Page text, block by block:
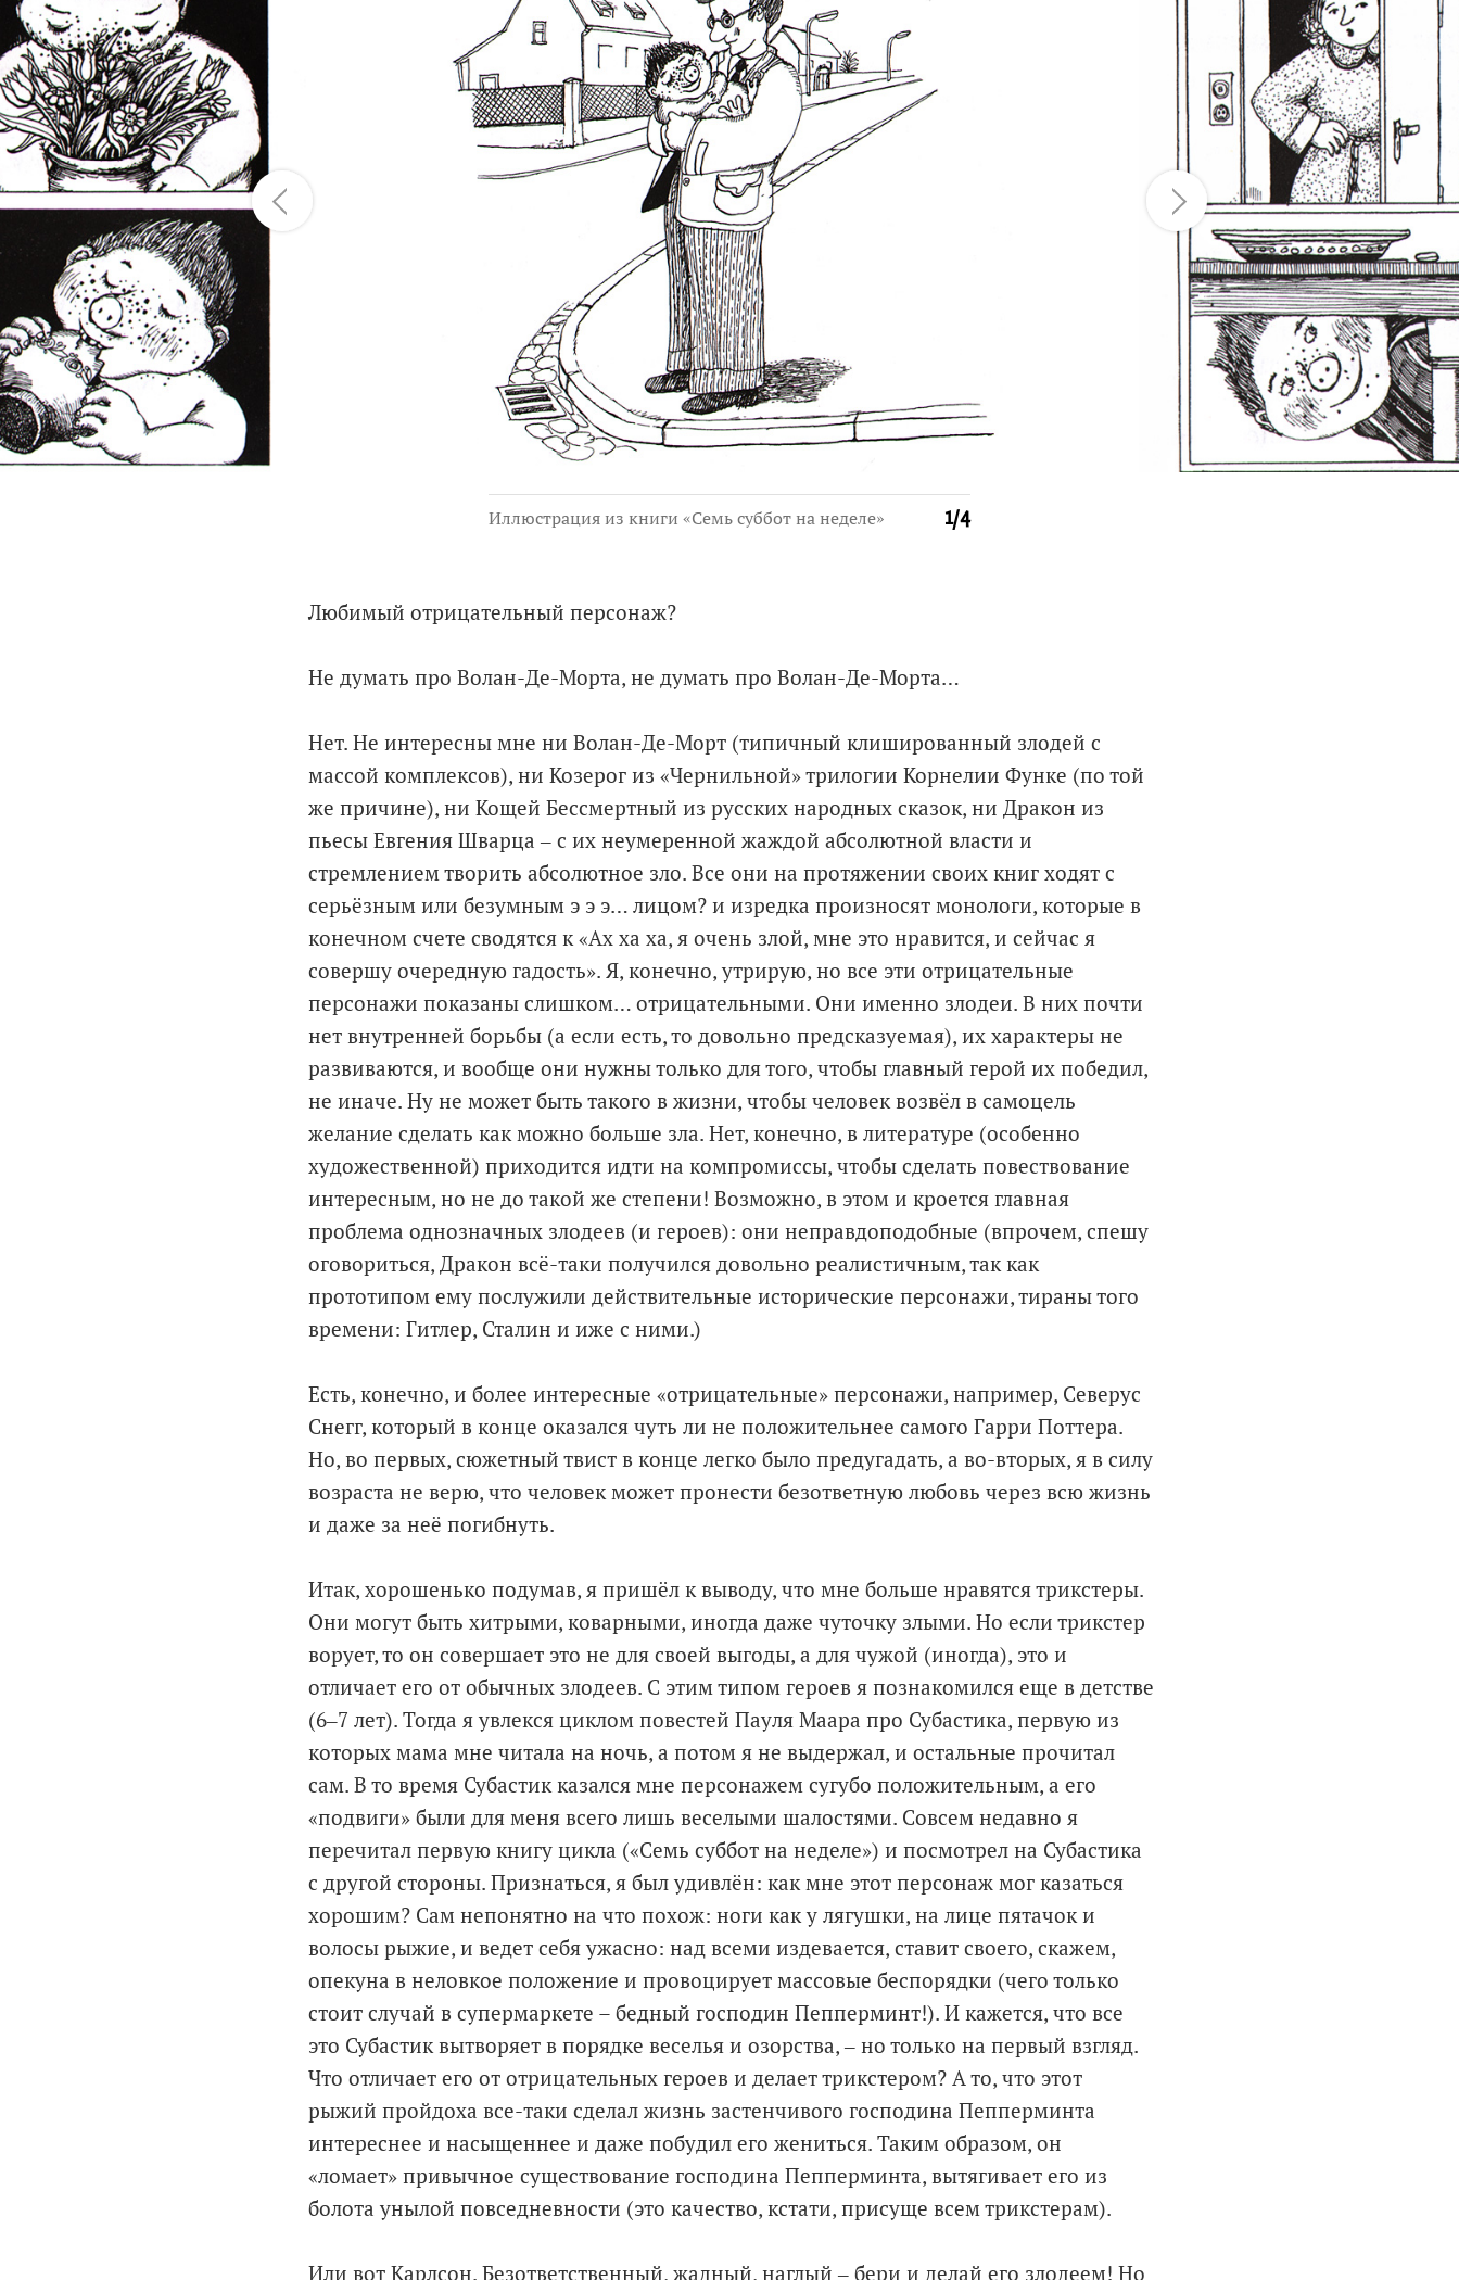
1/4
Иллюстрация из книги «Семь суббот на неделе»
Любимый отрицательный персонаж?
Не думать про Волан-Де-Морта, не думать про Волан-Де-Морта…
Нет. Не интересны мне ни Волан-Де-Морт (типичный клишированный злодей с
массой комплексов), ни Козерог из «Чернильной» трилогии Корнелии Функе (по той
же причине), ни Кощей Бессмертный из русских народных сказок, ни Дракон из
пьесы Евгения Шварца ‒ с их неумеренной жаждой абсолютной власти и
стремлением творить абсолютное зло. Все они на протяжении своих книг ходят с
серьёзным или безумным э э э… лицом? и изредка произносят монологи, которые в
конечном счете сводятся к «Ах ха ха, я очень злой, мне это нравится, и сейчас я
совершу очередную гадость». Я, конечно, утрирую, но все эти отрицательные
персонажи показаны слишком… отрицательными. Они именно злодеи. В них почти
нет внутренней борьбы (а если есть, то довольно предсказуемая), их характеры не
развиваются, и вообще они нужны только для того, чтобы главный герой их победил,
не иначе. Ну не может быть такого в жизни, чтобы человек возвёл в самоцель
желание сделать как можно больше зла. Нет, конечно, в литературе (особенно
художественной) приходится идти на компромиссы, чтобы сделать повествование
интересным, но не до такой же степени! Возможно, в этом и кроется главная
проблема однозначных злодеев (и героев): они неправдоподобные (впрочем, спешу
оговориться, Дракон всё-таки получился довольно реалистичным, так как
прототипом ему послужили действительные исторические персонажи, тираны того
времени: Гитлер, Сталин и иже с ними.)
Есть, конечно, и более интересные «отрицательные» персонажи, например, Северус
Снегг, который в конце оказался чуть ли не положительнее самого Гарри Поттера.
Но, во первых, сюжетный твист в конце легко было предугадать, а во-вторых, я в силу
возраста не верю, что человек может пронести безответную любовь через всю жизнь
и даже за неё погибнуть.
Итак, хорошенько подумав, я пришёл к выводу, что мне больше нравятся трикстеры.
Они могут быть хитрыми, коварными, иногда даже чуточку злыми. Но если трикстер
ворует, то он совершает это не для своей выгоды, а для чужой (иногда), это и
отличает его от обычных злодеев. С этим типом героев я познакомился еще в детстве
(6‒7 лет). Тогда я увлекся циклом повестей Пауля Маара про Субастика, первую из
которых мама мне читала на ночь, а потом я не выдержал, и остальные прочитал
сам. В то время Субастик казался мне персонажем сугубо положительным, а его
«подвиги» были для меня всего лишь веселыми шалостями. Совсем недавно я
перечитал первую книгу цикла («Семь суббот на неделе») и посмотрел на Субастика
с другой стороны. Признаться, я был удивлён: как мне этот персонаж мог казаться
хорошим? Сам непонятно на что похож: ноги как у лягушки, на лице пятачок и
волосы рыжие, и ведет себя ужасно: над всеми издевается, ставит своего, скажем,
опекуна в неловкое положение и провоцирует массовые беспорядки (чего только
стоит случай в супермаркете – бедный господин Пепперминт!). И кажется, что все
это Субастик вытворяет в порядке веселья и озорства, ‒ но только на первый взгляд.
Что отличает его от отрицательных героев и делает трикстером? А то, что этот
рыжий пройдоха все-таки сделал жизнь застенчивого господина Пепперминта
интереснее и насыщеннее и даже побудил его жениться. Таким образом, он
«ломает» привычное существование господина Пепперминта, вытягивает его из
болота унылой повседневности (это качество, кстати, присуще всем трикстерам).
Или вот Карлсон. Безответственный, жадный, наглый ‒ бери и делай его злодеем! Но